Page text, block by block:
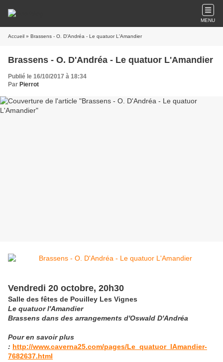
MENU
Accueil » Brassens - O. D'Andréa - Le quatuor L'Amandier
Brassens - O. D'Andréa - Le quatuor L'Amandier
Publié le 16/10/2017 à 18:34
Par Pierrot
Vendredi 20 octobre, 20h30
Salle des fêtes de Pouilley Les Vignes
Le quatuor l'Amandier
Brassens dans des arrangements d'Oswald D'Andréa
Pour en savoir plus
: http://www.caverna25.com/pages/Le_quatuor_lAmandier-
7682637.html